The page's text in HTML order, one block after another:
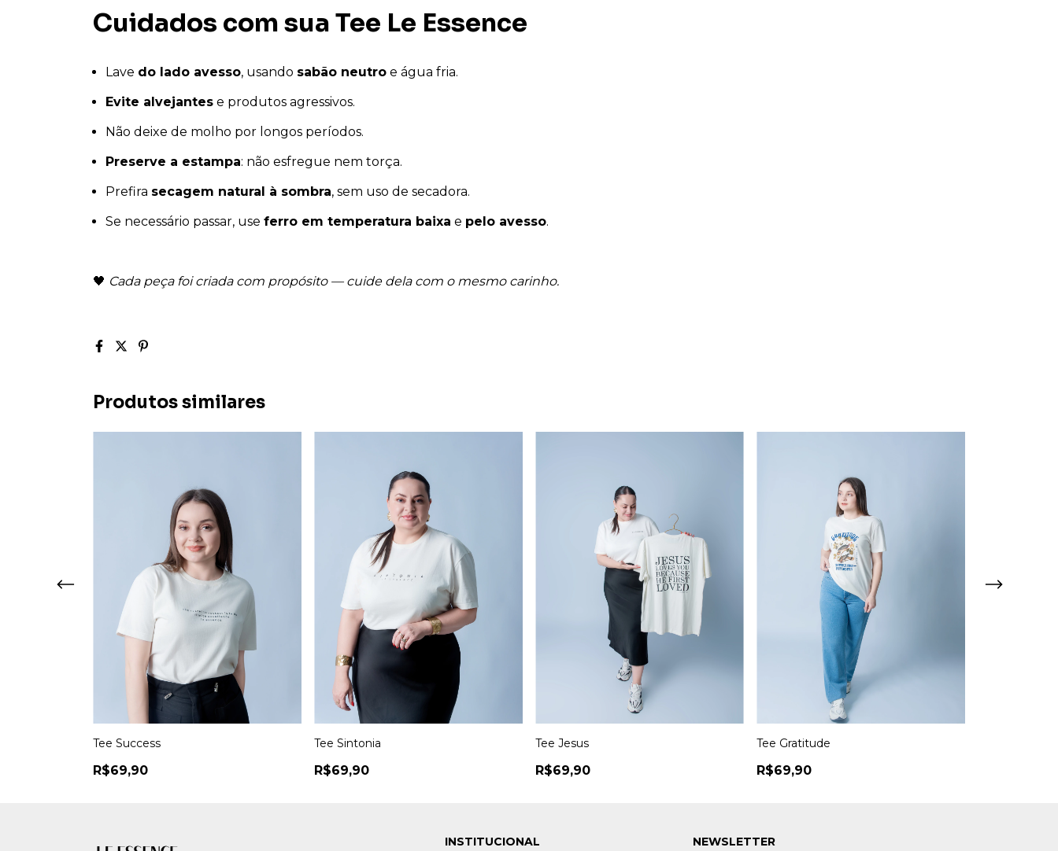
Cuidados com sua Tee Le Essence
Lave do lado avesso, usando sabão neutro e água fria.
Evite alvejantes e produtos agressivos.
Não deixe de molho por longos períodos.
Preserve a estampa: não esfregue nem torça.
Prefira secagem natural à sombra, sem uso de secadora.
Se necessário passar, use ferro em temperatura baixa e pelo avesso.
🖤 Cada peça foi criada com propósito — cuide dela com o mesmo carinho.
Produtos similares
Tee Success
R$69,90
Tee Sintonia
R$69,90
Tee Jesus
R$69,90
Tee Gratitude
R$69,90
INSTITUCIONAL NEWSLETTER